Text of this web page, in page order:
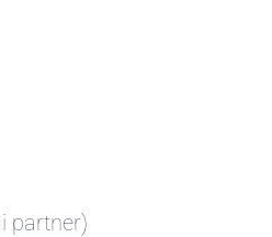
partner)